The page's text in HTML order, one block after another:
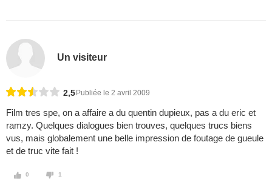
Un visiteur
2,5 Publiée le 2 avril 2009
Film tres spe, on a affaire a du quentin dupieux, pas a du eric et
ramzy. Quelques dialogues bien trouves, quelques trucs biens
vus, mais globalement une belle impression de foutage de gueule
et de truc vite fait !
0 1